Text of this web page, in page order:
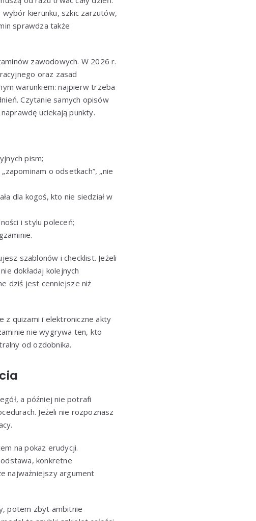
kierunku, szkic zarzutów,
sprawdza także
zawodowych. W 2026 r.
oraz zasad
warunkiem: najpierw trzeba
Czytanie samych opisów
uciekają punkty.
pism;
o odsetkach”, „nie
dla kogoś, kto nie siedział w
i stylu poleceń;
szablonów i checklist. Jeżeli
dokładaj kolejnych
dziś jest cenniejsze niż
z quizami i elektroniczne akty
nie wygrywa ten, kto
od ozdobnika.
a później nie potrafi
Jeżeli nie rozpoznasz
na pokaz erudycji.
konkretne
najważniejszy argument
potem zbyt ambitnie